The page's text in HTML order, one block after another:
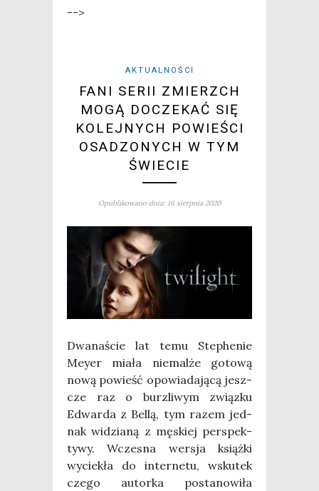
-->
AKTUALNOŚCI
FANI SERII ZMIERZCH
MOGĄ DOCZEKAĆ SIĘ
KOLEJNYCH POWIEŚCI
OSADZONYCH W TYM
ŚWIECIE
Opublikowano dnia: 16 sierpnia 2020
Dwa­na­ście lat temu Ste­phe­nie
Mey­er mia­ła nie­mal­że goto­wą
nową powieść opo­wia­da­ją­cą jesz­
cze raz o burz­li­wym związ­ku
Edwar­da z Bel­lą, tym razem jed­
nak widzia­ną z męskiej per­spek­
ty­wy. Wcze­sna wer­sja książ­ki
wycie­kła do inter­ne­tu, wsku­tek
cze­go autor­ka posta­no­wi­ła